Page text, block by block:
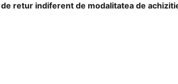
retur indiferent de modalitatea de